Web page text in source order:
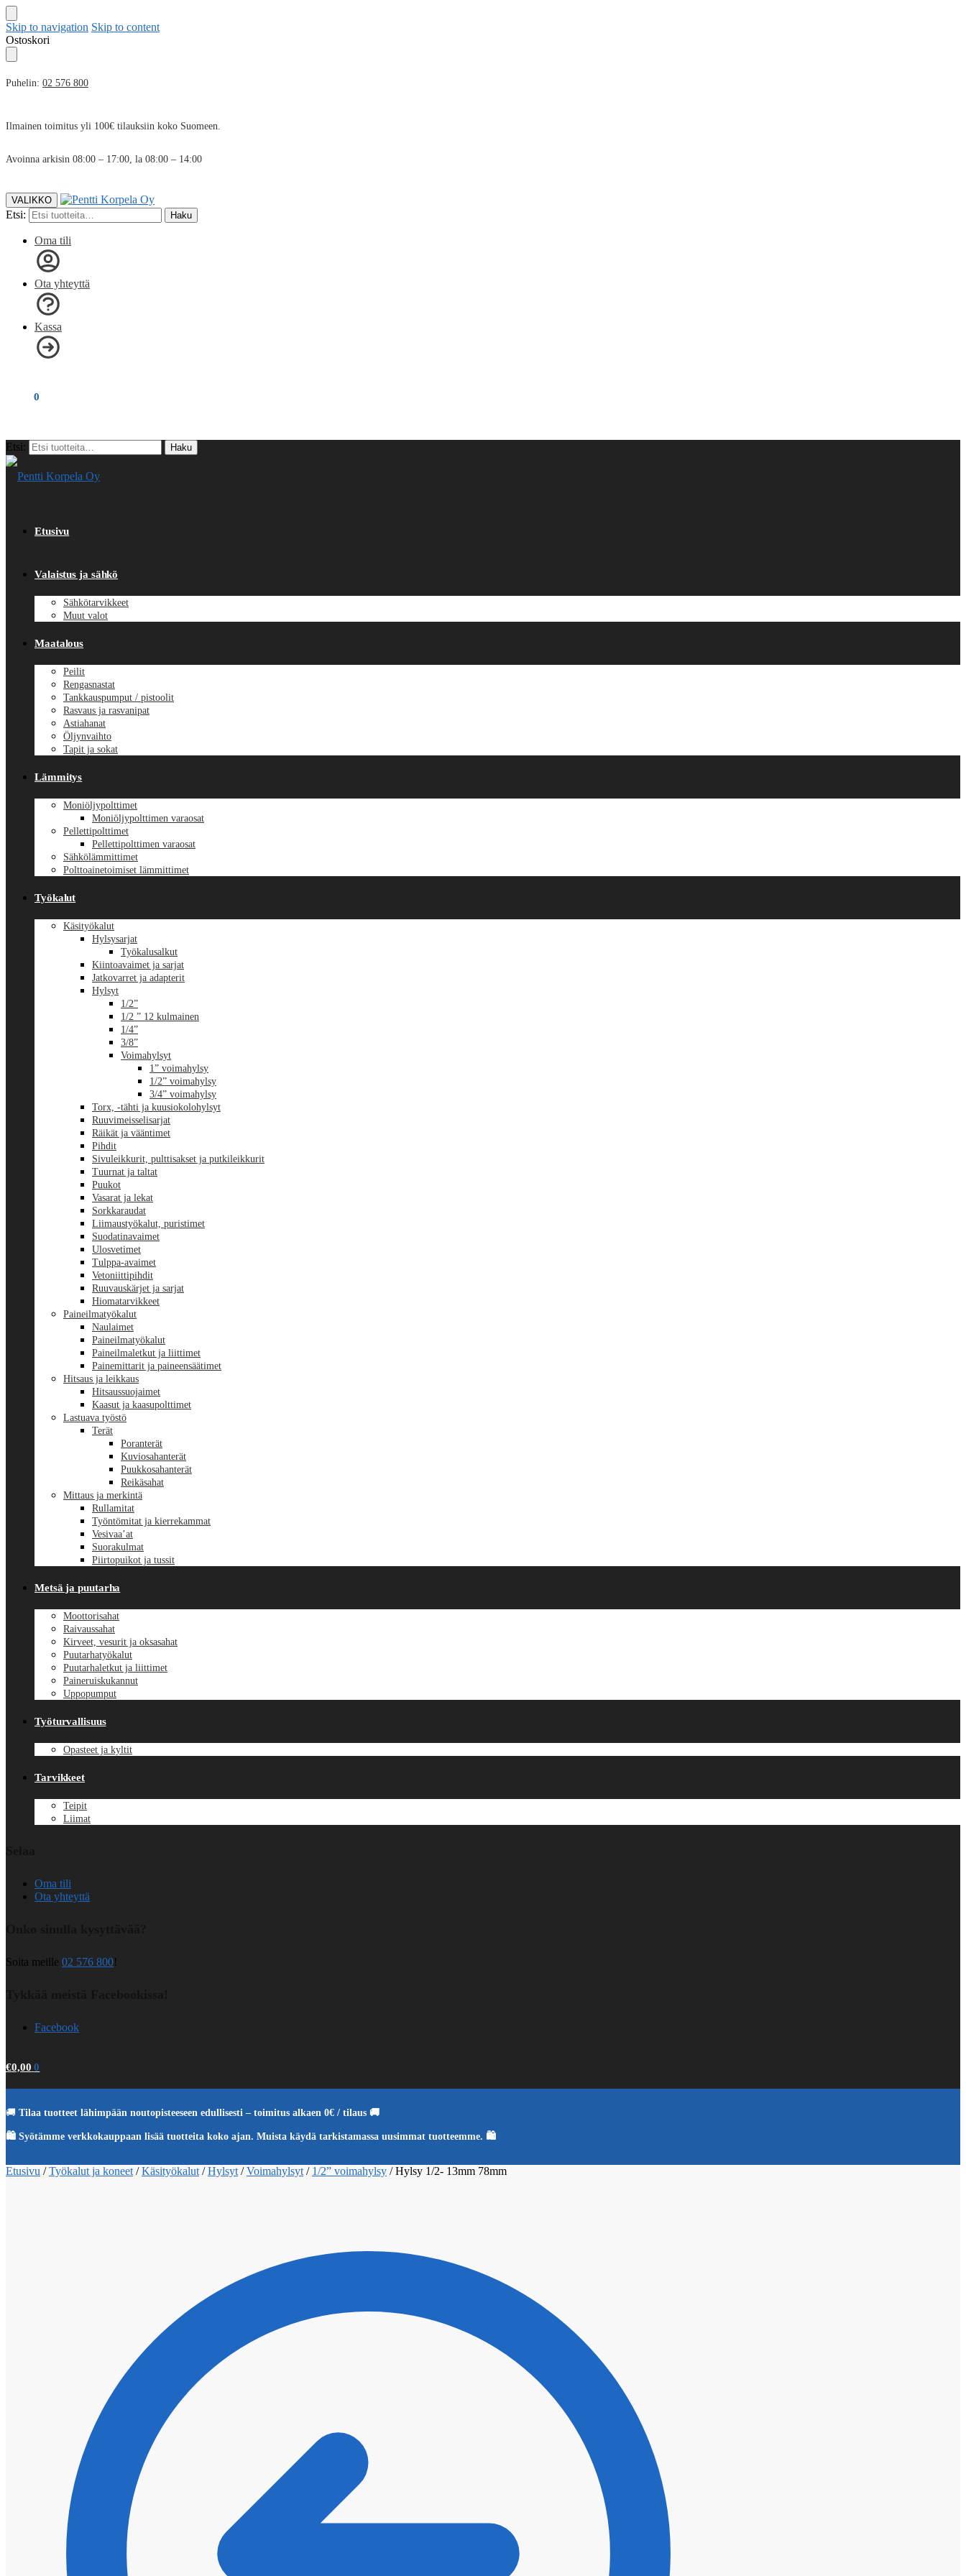
Skip to navigation Skip to content
Ostoskori
Puhelin: 02 576 800
Ilmainen toimitus yli 100€ tilauksiin koko Suomeen.
Avoinna arkisin 08:00 – 17:00, la 08:00 – 14:00
VALIKKO
Etsi: Haku
Oma tili
Ota yhteyttä
Kassa
0
Etsi: Haku
Etusivu
Valaistus ja sähkö
Sähkötarvikkeet
Muut valot
Maatalous
Peilit
Rengasnastat
Tankkauspumput / pistoolit
Rasvaus ja rasvanipat
Astiahanat
Öljynvaihto
Tapit ja sokat
Lämmitys
Moniöljypolttimet
Moniöljypolttimen varaosat
Pellettipolttimet
Pellettipolttimen varaosat
Sähkölämmittimet
Polttoainetoimiset lämmittimet
Työkalut
Käsityökalut
Hylsysarjat
Työkalusalkut
Kiintoavaimet ja sarjat
Jatkovarret ja adapterit
Hylsyt
1/2”
1/2 ” 12 kulmainen
1/4”
3/8”
Voimahylsyt
1” voimahylsy
1/2” voimahylsy
3/4” voimahylsy
Torx, -tähti ja kuusiokolohylsyt
Ruuvimeisselisarjat
Räikät ja vääntimet
Pihdit
Sivuleikkurit, pulttisakset ja putkileikkurit
Tuurnat ja taltat
Puukot
Vasarat ja lekat
Sorkkaraudat
Liimaustyökalut, puristimet
Suodatinavaimet
Ulosvetimet
Tulppa-avaimet
Vetoniittipihdit
Ruuvauskärjet ja sarjat
Hiomatarvikkeet
Paineilmatyökalut
Naulaimet
Paineilmatyökalut
Paineilmaletkut ja liittimet
Painemittarit ja paineensäätimet
Hitsaus ja leikkaus
Hitsaussuojaimet
Kaasut ja kaasupolttimet
Lastuava työstö
Terät
Poranterät
Kuviosahanterät
Puukkosahanterät
Reikäsahat
Mittaus ja merkintä
Rullamitat
Työntömitat ja kierrekammat
Vesivaa’at
Suorakulmat
Piirtopuikot ja tussit
Metsä ja puutarha
Moottorisahat
Raivaussahat
Kirveet, vesurit ja oksasahat
Puutarhatyökalut
Puutarhaletkut ja liittimet
Paineruiskukannut
Uppopumput
Työturvallisuus
Opasteet ja kyltit
Tarvikkeet
Teipit
Liimat
Oma tili
Ota yhteyttä
Soita meille 02 576 800!
Facebook
€0,00 0
🚚 Tilaa tuotteet lähimpään noutopisteeseen edullisesti – toimitus alkaen 0€ / tilaus 🚚
🛍️ Syötämme verkkokauppaan lisää tuotteita koko ajan. Muista käydä tarkistamassa uusimmat tuotteemme. 🛍️
Etusivu /Työkalut ja koneet /Käsityökalut /Hylsyt /Voimahylsyt / 1/2” voimahylsy /Hylsy 1/2- 13mm 78mm